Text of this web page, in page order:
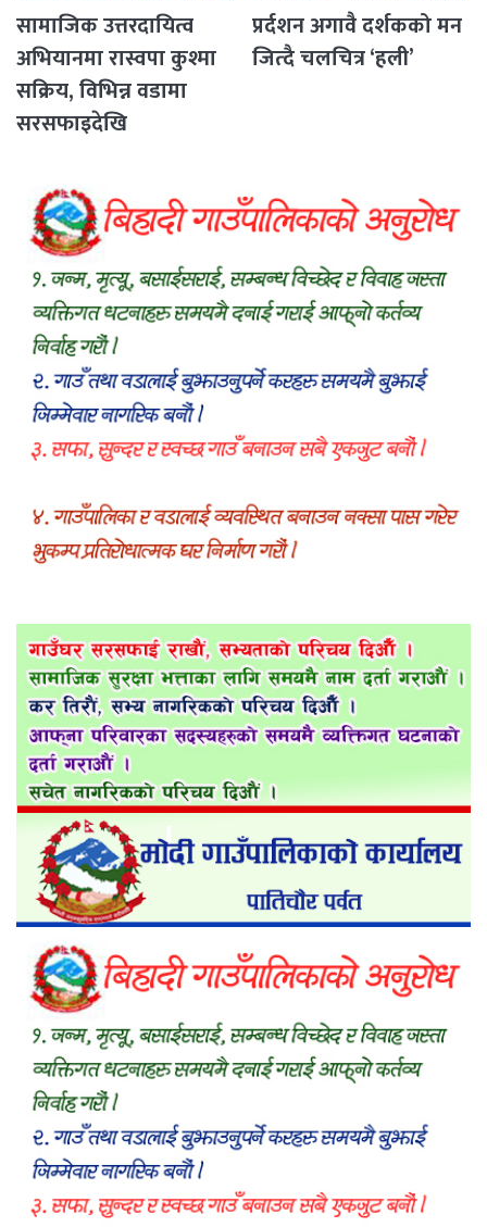
सामाजिक उत्तरदायित्व
अभियानमा रास्वपा कुश्मा
सक्रिय, विभिन्न वडामा
सरसफाइदेखि
प्रर्दशन अगावै दर्शकको मन
जित्दै चलचित्र ‘हली’